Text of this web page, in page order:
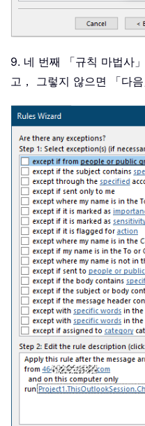
9. 네 번째 「규칙 마법사
고， 그렇지 않으면 「다음